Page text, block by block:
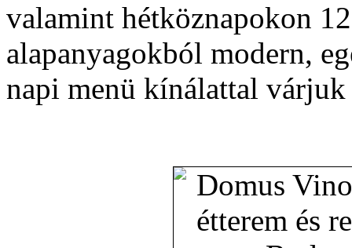
valamint hétköznapokon
alapanyagokból modern,
napi menü kínálattal